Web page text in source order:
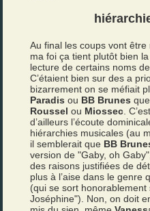
Au final les coups vont
ma foi ça tient plutôt bien
lecture de certains noms
C’étaient bien sur des a
bizarrement on se méfiait
Paradis ou BB Brunes
Roussel ou Miossec .
d’ailleurs l’écoute
hiérarchies musicales (au
il semblerait que BB
version de "Gaby, oh
des raisons justifiées de
plus à l’aise dans le genre
(qui se sort honorablement
Joséphine"). Non, on doit